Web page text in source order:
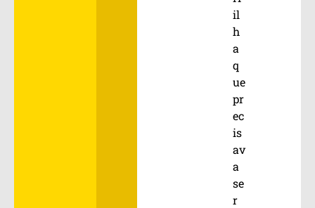
il
h
a
q
ue
pr
ec
is
av
a
se
r